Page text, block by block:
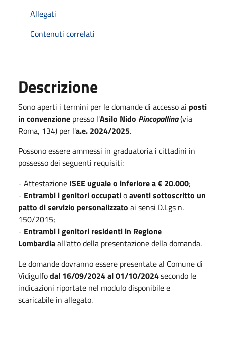
Allegati
Contenuti correlati
Descrizione
Sono aperti i termini per le domande di accesso ai posti
in convenzione presso l'Asilo Nido Pincopallina(via
Roma, 134) per l'a.e. 2024/2025.
Possono essere ammessi in graduatoria i cittadini in
possesso dei seguenti requisiti:
- Attestazione ISEE uguale o inferiore a € 20.000;
- Entrambi i genitori occupatioaventi sottoscritto un
patto di servizio personalizzato ai sensi D.Lgs n.
150/2015;
- Entrambi i genitori residenti in Regione
Lombardiaall'atto della presentazione della domanda.
Le domande dovranno essere presentate al Comune di
Vidigulfodal 16/09/2024 al 01/10/2024secondo le
indicazioni riportate nel modulo disponibile e
scaricabile in allegato.